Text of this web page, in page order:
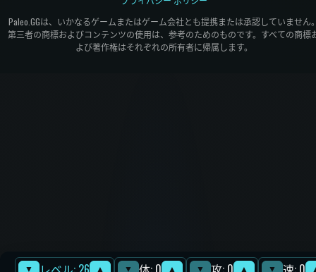
▼ ▲ ▼ ▲ ▼ ▲ ▼
Paleo.GGは、いかなるゲームまたはゲーム会社とも提携または承認していません
第三者の商標およびコンテンツの使用は、参考のためのものです。すべての商標
よび著作権はそれぞれの所有者に帰属します。